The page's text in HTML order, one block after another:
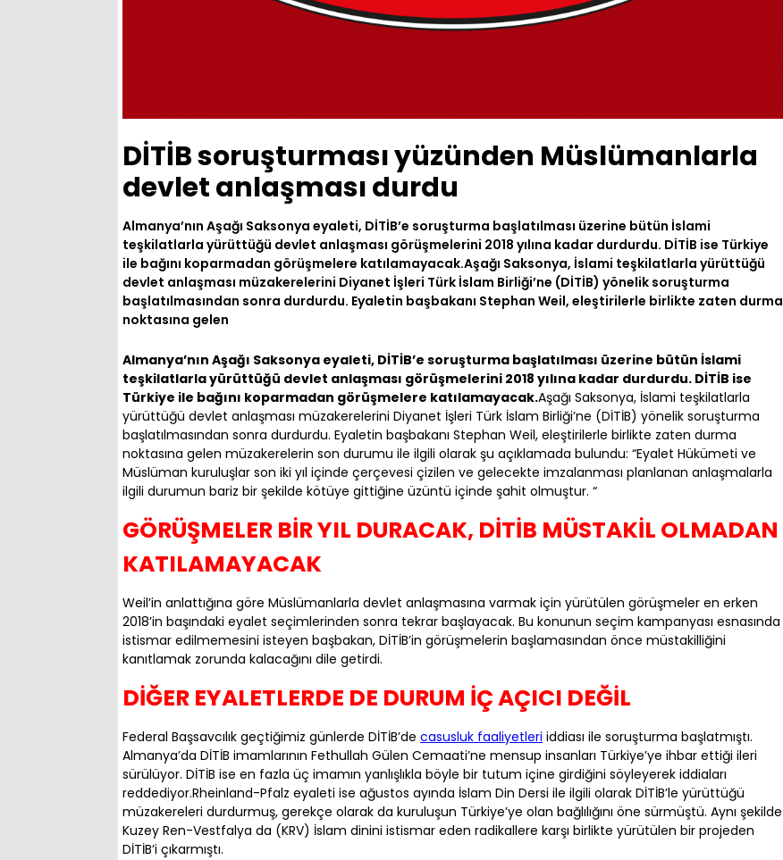
DİTİB soruşturması yüzünden Müslümanlarla
devlet anlaşması durdu
Almanya’nın Aşağı Saksonya eyaleti, DİTİB’e soruşturma başlatılması üzerine bütün İslami
teşkilatlarla yürüttüğü devlet anlaşması görüşmelerini 2018 yılına kadar durdurdu. DİTİB ise Türkiye
ile bağını koparmadan görüşmelere katılamayacak.Aşağı Saksonya, İslami teşkilatlarla yürüttüğü
devlet anlaşması müzakerelerini Diyanet İşleri Türk İslam Birliği’ne (DİTİB) yönelik soruşturma
başlatılmasından sonra durdurdu. Eyaletin başbakanı Stephan Weil, eleştirilerle birlikte zaten durma
noktasına gelen
Almanya’nın Aşağı Saksonya eyaleti, DİTİB’e soruşturma başlatılması üzerine bütün İslami
teşkilatlarla yürüttüğü devlet anlaşması görüşmelerini 2018 yılına kadar durdurdu. DİTİB ise
Türkiye ile bağını koparmadan görüşmelere katılamayacak.Aşağı Saksonya, İslami teşkilatlarla
yürüttüğü devlet anlaşması müzakerelerini Diyanet İşleri Türk İslam Birliği’ne (DİTİB) yönelik soruşturma
başlatılmasından sonra durdurdu. Eyaletin başbakanı Stephan Weil, eleştirilerle birlikte zaten durma
noktasına gelen müzakerelerin son durumu ile ilgili olarak şu açıklamada bulundu: “Eyalet Hükümeti ve
Müslüman kuruluşlar son iki yıl içinde çerçevesi çizilen ve gelecekte imzalanması planlanan anlaşmalarla
ilgili durumun bariz bir şekilde kötüye gittiğine üzüntü içinde şahit olmuştur. “
GÖRÜŞMELER BİR YIL DURACAK, DİTİB MÜSTAKİL OLMADAN
KATILAMAYACAK
Weil’in anlattığına göre Müslümanlarla devlet anlaşmasına varmak için yürütülen görüşmeler en erken
2018’in başındaki eyalet seçimlerinden sonra tekrar başlayacak. Bu konunun seçim kampanyası esnasında
istismar edilmemesini isteyen başbakan, DİTİB’in görüşmelerin başlamasından önce müstakilliğini
kanıtlamak zorunda kalacağını dile getirdi.
DİĞER EYALETLERDE DE DURUM İÇ AÇICI DEĞİL
Federal Başsavcılık geçtiğimiz günlerde DİTİB’de casusluk faaliyetleri iddiası ile soruşturma başlatmıştı.
Almanya’da DİTİB imamlarının Fethullah Gülen Cemaati’ne mensup insanları Türkiye’ye ihbar ettiği ileri
sürülüyor. DİTİB ise en fazla üç imamın yanlışlıkla böyle bir tutum içine girdiğini söyleyerek iddiaları
reddediyor.Rheinland-Pfalz eyaleti ise ağustos ayında İslam Din Dersi ile ilgili olarak DİTİB’le yürüttüğü
müzakereleri durdurmuş, gerekçe olarak da kuruluşun Türkiye’ye olan bağlılığını öne sürmüştü. Aynı şekilde
Kuzey Ren-Vestfalya da (KRV) İslam dinini istismar eden radikallere karşı birlikte yürütülen bir projeden
DİTİB’i çıkarmıştı.